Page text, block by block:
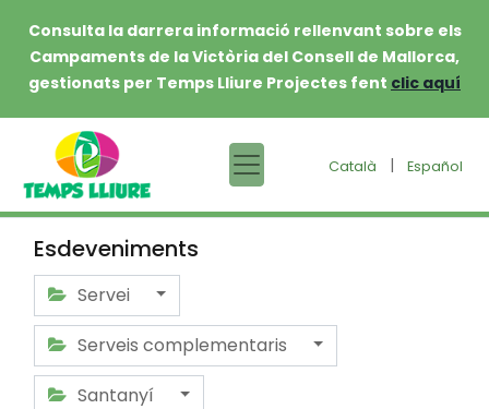
Consulta la darrera informació rellenvant sobre els
Campaments de la Victòria del Consell de Mallorca,
gestionats per Temps Lliure Projectes fent clic aquí
Català | Español
Esdeveniments
Servei
Serveis complementaris
Santanyí